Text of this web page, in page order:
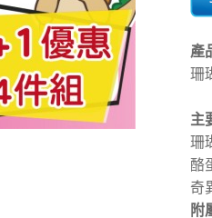
產
珊
主
珊
酪
奇
附